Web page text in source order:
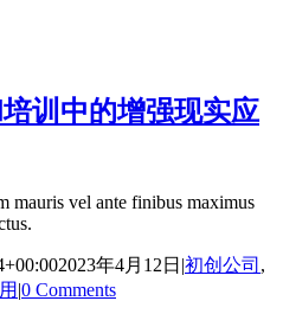
训中的增强现实应
mauris vel ante finibus maximus
2023年4月12日 |初创公司 ,
|0 Comments